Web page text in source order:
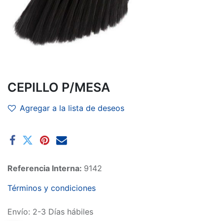
CEPILLO P/MESA
Agregar a la lista de deseos
Referencia Interna: 9142
Términos y condiciones
Envío: 2-3 Días hábiles